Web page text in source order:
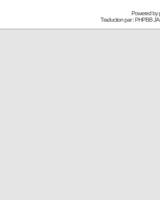
Powered by
Traduction par : PHPBB